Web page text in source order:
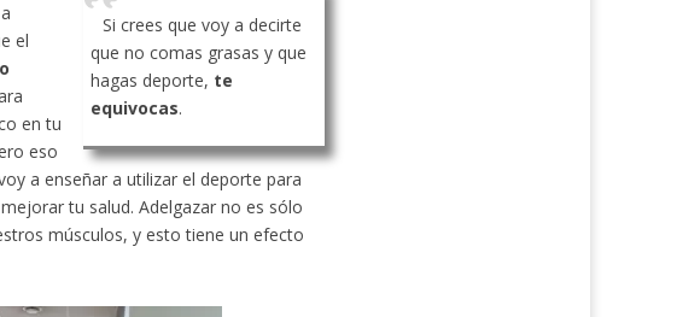
Si crees que voy a decirte
que no comas grasas y que
hagas deporte, te
equivocas.
el
en tu
eso
a enseñar a utilizar el deporte para
tu salud. Adelgazar no es sólo
músculos, y esto tiene un efecto